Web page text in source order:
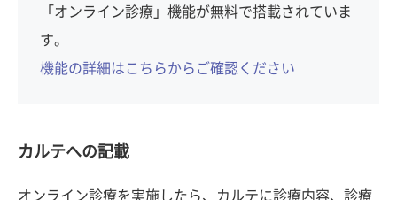
「オンライン診療」機能が無料で搭載されていま
す。
機能の詳細はこちらからご確認ください
カルテへの記載
オンライン診療を実施したら、カルテに診療内容、診療